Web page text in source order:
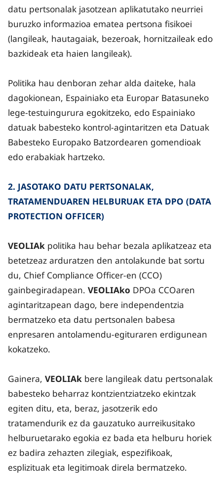
datu pertsonalak jasotzean aplikatutako neurriei
buruzko informazioa ematea pertsona fisikoei
(langileak, hautagaiak, bezeroak, hornitzaileak edo
bazkideak eta haien langileak).
Politika hau denboran zehar alda daiteke, hala
dagokionean, Espainiako eta Europar Batasuneko
lege-testuingurura egokitzeko, edo Espainiako
datuak babesteko kontrol-agintaritzen eta Datuak
Babesteko Europako Batzordearen gomendioak
edo erabakiak hartzeko.
2. JASOTAKO DATU PERTSONALAK,
TRATAMENDUAREN HELBURUAK ETA DPO (DATA
PROTECTION OFFICER)
VEOLIAk politika hau behar bezala aplikatzeaz eta
betetzeaz arduratzen den antolakunde bat sortu
du, Chief Compliance Officer-en (CCO)
gainbegiradapean. VEOLIAko DPOa CCOaren
agintaritzapean dago, bere independentzia
bermatzeko eta datu pertsonalen babesa
enpresaren antolamendu-egituraren erdigunean
kokatzeko.
Gainera, VEOLIAk bere langileak datu pertsonalak
babesteko beharraz kontzientziatzeko ekintzak
egiten ditu, eta, beraz, jasotzerik edo
tratamendurik ez da gauzatuko aurreikusitako
helburuetarako egokia ez bada eta helburu horiek
ez badira zehazten zilegiak, espezifikoak,
esplizituak eta legitimoak direla bermatzeko.